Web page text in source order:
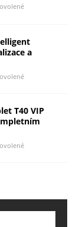
a
T40 VIP